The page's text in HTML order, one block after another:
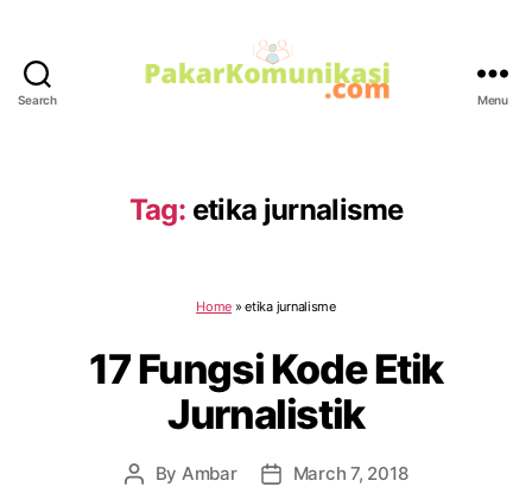
Search Menu
Tag: etika jurnalisme
Home »etika jurnalisme
17 Fungsi Kode Etik
Jurnalistik
Post
By Ambar
PostMarch 7, 2018